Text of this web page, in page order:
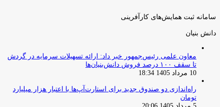
سامانه ثبت همایش‌های کارآفرینی
دانش‌ بنیان‌
معاون علمی رئیس‌جمهور خبر داد: ارائه تسهیلات سرمایه در گردش
تا سقف ۱۰۰ درصد فروش دانش‌بنیان‌ها
10 مرداد 1405 18:34
راه‌اندازی دو صندوق جدید برای استارت‌آپ‌ها با اعتبار هزار میلیارد
تومان
5 مرداد 1405 20:06